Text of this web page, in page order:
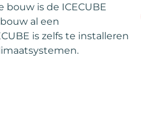
is de ICECUBE
al een
is zelfs te installeren